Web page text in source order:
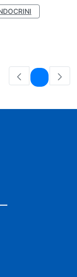
Pagina